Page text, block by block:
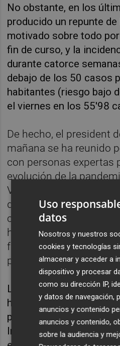
No obstante, en los
producido un repunte
motivado sobre todo
fin de curso, y la
durante catorce
debajo de los 50 casos
habitantes (riesgo bajo
el viernes en los 55'98
De hecho, el president
mañana se ha reunido
con personas expertas
evolución de la
Valenciana, ha vuelto a
declaraciones a los
comunicación en que
ha pasado y el virus
fundamental "mantener
prudencia".
La vicepresidenta del
ha indicado en la rueda
pleno del Consell que en
Interdepartamental se
Uso
datos
Nosotros y nuestros
cookies y tecnologías
almacenar y acceder a
dispositivo y procesar
como su dirección IP,
y datos de navegación,
anuncios y contenido
anuncios y contenido,
sobre la audiencia y